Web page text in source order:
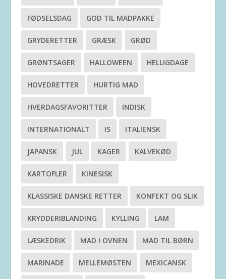
FØDSELSDAG GOD TIL MADPAKKE
GRYDERETTER GRÆSK GRØD
GRØNTSAGER HALLOWEEN HELLIGDAGE
HOVEDRETTER HURTIG MAD
HVERDAGSFAVORITTER INDISK
INTERNATIONALT IS ITALIENSK
JAPANSK JUL KAGER KALVEKØD
KARTOFLER KINESISK
KLASSISKE DANSKE RETTER KONFEKT OG SLIK
KRYDDERIBLANDING KYLLING LAM
LÆSKEDRIK MAD I OVNEN MAD TIL BØRN
MARINADE MELLEMØSTEN MEXICANSK